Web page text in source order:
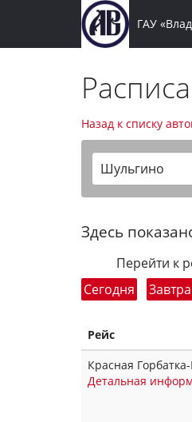
ГАУ
Назад к списку
Шульгино
Здесь
Перейти к
Сегодня
Завтра
Рейс
Красная
Детальная